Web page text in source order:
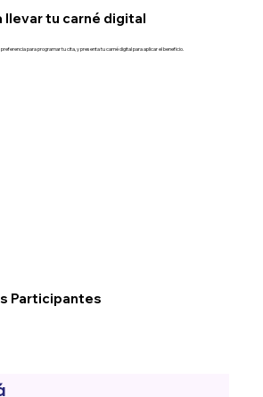
Participantes
llevar tu carné digital
para programar tu cita, y presenta tu carné digital para aplicar el beneficio.